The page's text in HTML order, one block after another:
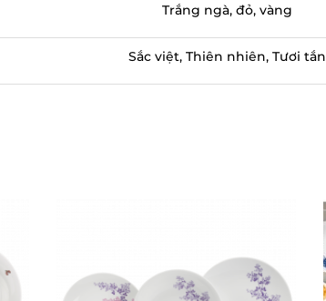
Trắng ngà, đỏ, vàng
Sắc việt, Thiên nhiên, Tươi tắn